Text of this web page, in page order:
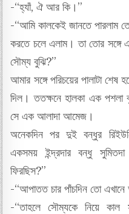
-“হ্যাঁ, ঐ আর কি।”
-“আমি কালকেই জানতে পারলাম
করতে চলে এলাম। তা তোর সঙ্গে
সৌম্য বুঝি?”
আমার সঙ্গে পরিচয়ের পালাটা শেষ
দিল। ততক্ষনে হালকা এক পশলা
সে এক আলাদা আমেজ।
অনেকদিন পর দুই বন্ধুর
একসময় ইন্দ্রদার বন্ধু
ফিরছিস?”
-“আপাতত চার পাঁচদিন তো
-“তাহলে সৌম্যকে নিয়ে কাল